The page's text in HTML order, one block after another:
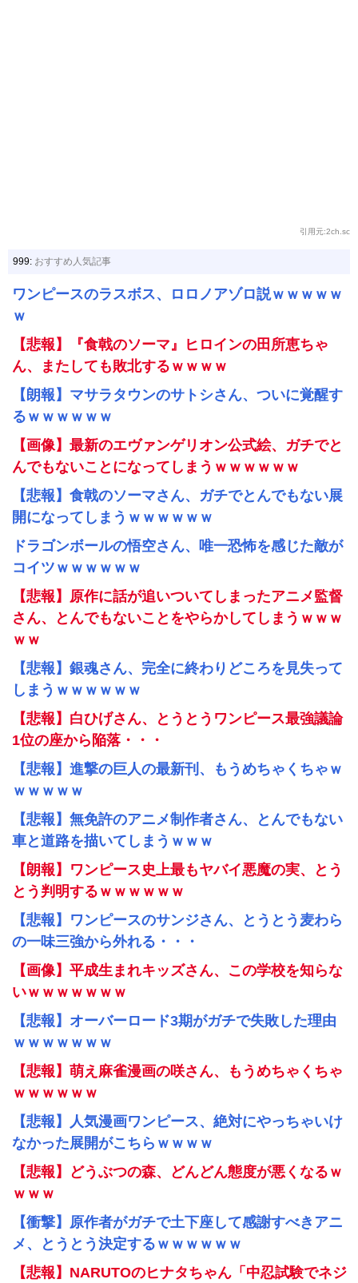
引用元:2ch.sc
999: おすすめ人気記事
ワンピースのラスボス、ロロノアゾロ説ｗｗｗｗｗ
ｗ
【悲報】『食戟のソーマ』ヒロインの田所恵ちゃ
ん、またしても敗北するｗｗｗｗ
【朗報】マサラタウンのサトシさん、ついに覚醒す
るｗｗｗｗｗｗ
【画像】最新のエヴァンゲリオン公式絵、ガチでと
んでもないことになってしまうｗｗｗｗｗｗ
【悲報】食戟のソーマさん、ガチでとんでもない展
開になってしまうｗｗｗｗｗｗ
ドラゴンボールの悟空さん、唯一恐怖を感じた敵が
コイツｗｗｗｗｗｗ
【悲報】原作に話が追いついてしまったアニメ監督
さん、とんでもないことをやらかしてしまうｗｗｗ
ｗｗ
【悲報】銀魂さん、完全に終わりどころを見失って
しまうｗｗｗｗｗｗ
【悲報】白ひげさん、とうとうワンピース最強議論
1位の座から陥落・・・
【悲報】進撃の巨人の最新刊、もうめちゃくちゃｗ
ｗｗｗｗｗ
【悲報】無免許のアニメ制作者さん、とんでもない
車と道路を描いてしまうｗｗｗ
【朗報】ワンピース史上最もヤバイ悪魔の実、とう
とう判明するｗｗｗｗｗｗ
【悲報】ワンピースのサンジさん、とうとう麦わら
の一味三強から外れる・・・
【画像】平成生まれキッズさん、この学校を知らな
いｗｗｗｗｗｗｗ
【悲報】オーバーロード3期がガチで失敗した理由
ｗｗｗｗｗｗｗ
【悲報】萌え麻雀漫画の咲さん、もうめちゃくちゃ
ｗｗｗｗｗｗ
【悲報】人気漫画ワンピース、絶対にやっちゃいけ
なかった展開がこちらｗｗｗｗ
【悲報】どうぶつの森、どんどん態度が悪くなるｗ
ｗｗｗ
【衝撃】原作者がガチで土下座して感謝すべきアニ
メ、とうとう決定するｗｗｗｗｗｗ
【悲報】NARUTOのヒナタちゃん「中忍試験でネジ